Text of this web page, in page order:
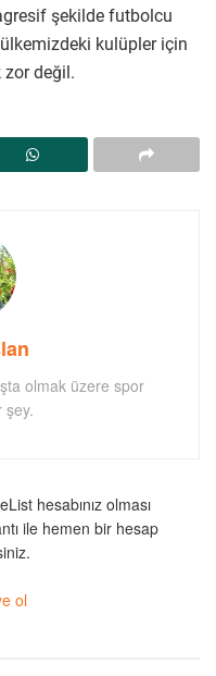
şekilde futbolcu
kulüpler için
zor değil.
olmak üzere spor
şey.
hesabınız olması
ile hemen bir hesap
ol